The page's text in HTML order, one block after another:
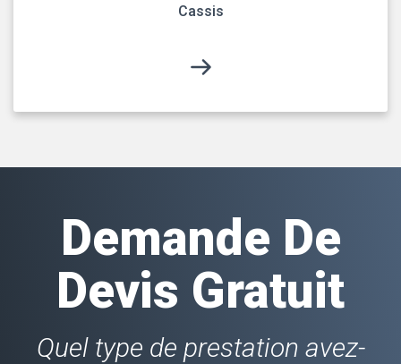
Cassis
Demande De
Devis Gratuit
Quel type de prestation avez-